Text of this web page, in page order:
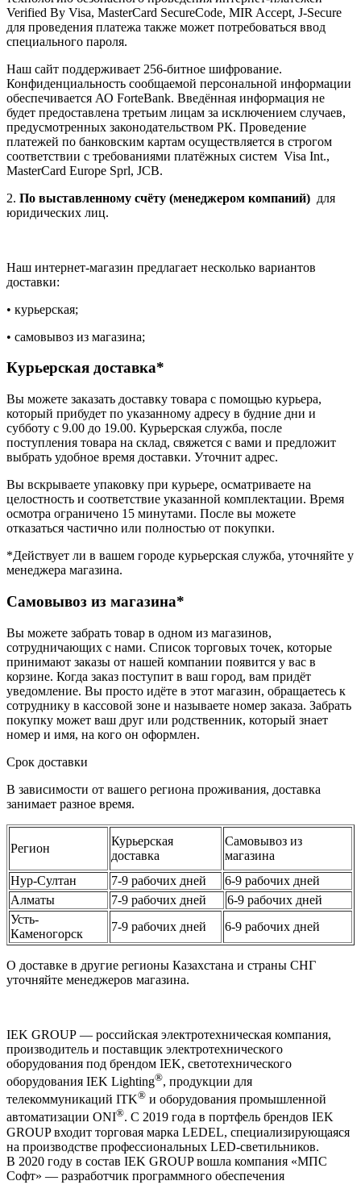
Verified By Visa, MasterCard SecureCode, MIR Accept, J-Secure
для проведения платежа также может потребоваться ввод
специального пароля.
Наш сайт поддерживает 256-битное шифрование.
Конфиденциальность сообщаемой персональной информации
обеспечивается АО ForteBank. Введённая информация не
будет предоставлена третьим лицам за исключением случаев,
предусмотренных законодательством РК. Проведение
платежей по банковским картам осуществляется в строгом
соответствии с требованиями платёжных систем Visa Int.,
MasterCard Europe Sprl, JCB.
2. По выставленному счёту (менеджером компаний) для
юридических лиц.
Наш интернет-магазин предлагает несколько вариантов
доставки:
• курьерская;
• самовывоз из магазина;
Курьерская доставка*
Вы можете заказать доставку товара с помощью курьера,
который прибудет по указанному адресу в будние дни и
субботу с 9.00 до 19.00. Курьерская служба, после
поступления товара на склад, свяжется с вами и предложит
выбрать удобное время доставки. Уточнит адрес.
Вы вскрываете упаковку при курьере, осматриваете на
целостность и соответствие указанной комплектации. Время
осмотра ограничено 15 минутами. После вы можете
отказаться частично или полностью от покупки.
*Действует ли в вашем городе курьерская служба, уточняйте у
менеджера магазина.
Самовывоз из магазина*
Вы можете забрать товар в одном из магазинов,
сотрудничающих с нами. Список торговых точек, которые
принимают заказы от нашей компании появится у вас в
корзине. Когда заказ поступит в ваш город, вам придёт
уведомление. Вы просто идёте в этот магазин, обращаетесь к
сотруднику в кассовой зоне и называете номер заказа. Забрать
покупку может ваш друг или родственник, который знает
номер и имя, на кого он оформлен.
Срок доставки
В зависимости от вашего региона проживания, доставка
занимает разное время.
Регион
Курьерская
доставка
Самовывоз из
магазина
Нур-Султан
7-9 рабочих дней
6-9 рабочих дней
Алматы
7-9 рабочих дней
6-9 рабочих дней
Усть-
Каменогорск
7-9 рабочих дней 6-9 рабочих дней
О доставке в другие регионы Казахстана и страны СНГ
уточняйте менеджеров магазина.
IEK GROUP — российская электротехническая компания,
производитель и поставщик электротехнического
оборудования под брендом IEK, светотехнического
оборудования IEK Lighting®, продукции для
телекоммуникаций ITK® и оборудования промышленной
автоматизации ONI®. С 2019 года в портфель брендов IEK
GROUP входит торговая марка LEDEL, специализирующаяся
на производстве профессиональных LED-светильников.
В 2020 году в состав IEK GROUP вошла компания «МПС
Софт» — разработчик программного обеспечения